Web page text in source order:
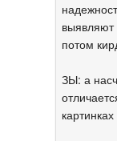
выявляют
потом
ЗЫ: а